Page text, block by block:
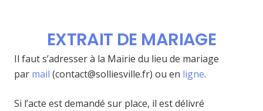
EXTRAIT DE MARIAGE
Il faut s’adresser à la Mairie du lieu de mariage
par mail (contact@solliesville.fr) ou en ligne.
Si l’acte est demandé sur place, il est délivré